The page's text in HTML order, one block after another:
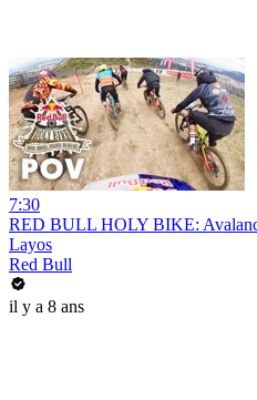
7:30
RED BULL HOLY BIKE:
Layos
Red Bull
il y a 8 ans